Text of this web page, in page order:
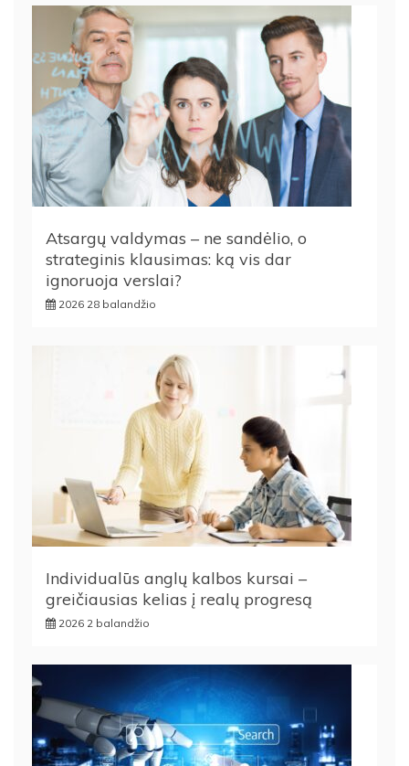
Atsargų valdymas – ne sandėlio, o
strateginis klausimas: ką vis dar
ignoruoja verslai?
2026 28 balandžio
Individualūs anglų kalbos kursai –
greičiausias kelias į realų progresą
2026 2 balandžio